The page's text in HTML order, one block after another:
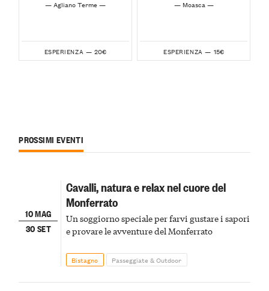
— Agliano Terme —
ESPERIENZA — 20€
— Moasca —
ESPERIENZA — 15€
PROSSIMI EVENTI
10 MAG
30 SET
Cavalli, natura e relax nel cuore del
Monferrato
Un soggiorno speciale per farvi gustare i sapori
e provare le avventure del Monferrato
Bistagno Passeggiate & Outdoor